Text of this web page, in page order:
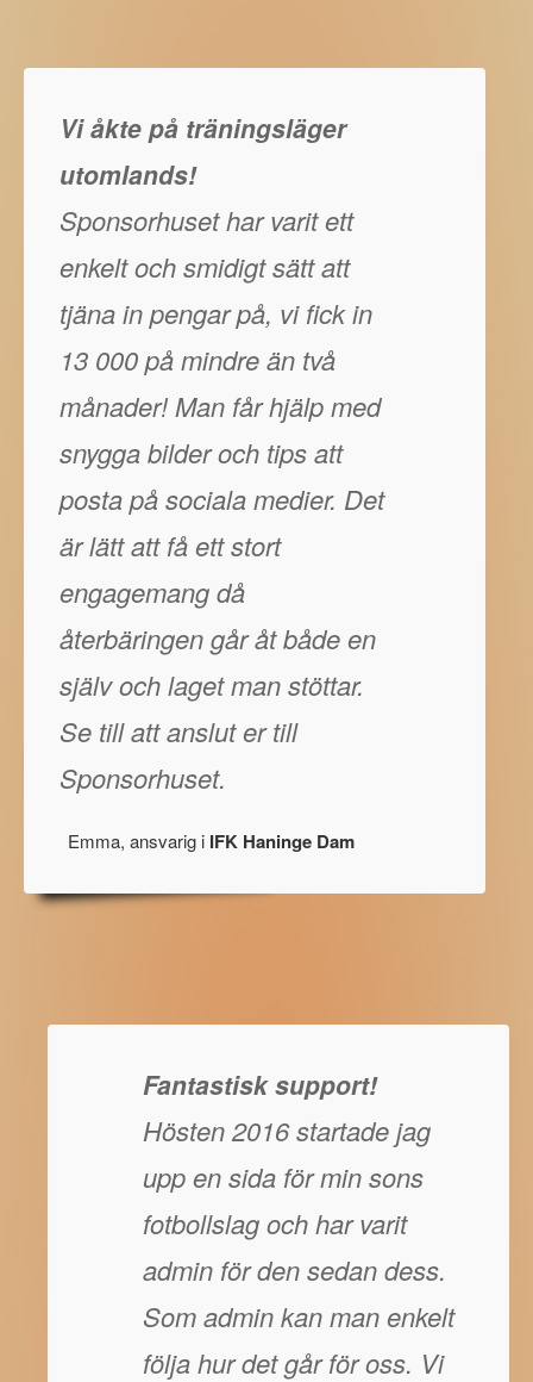
Vi åkte på träningsläger
utomlands!
Sponsorhuset har varit ett
enkelt och smidigt sätt att
tjäna in pengar på, vi fick in
13 000 på mindre än två
månader! Man får hjälp med
snygga bilder och tips att
posta på sociala medier. Det
är lätt att få ett stort
engagemang då
återbäringen går åt både en
själv och laget man stöttar.
Se till att anslut er till
Sponsorhuset.
Emma, ansvarig i IFK Haninge Dam
Fantastisk support!
Hösten 2016 startade jag
upp en sida för min sons
fotbollslag och har varit
admin för den sedan dess.
Som admin kan man enkelt
följa hur det går för oss. Vi